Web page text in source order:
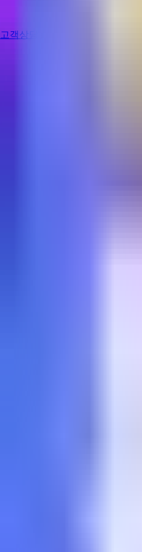
고객상담